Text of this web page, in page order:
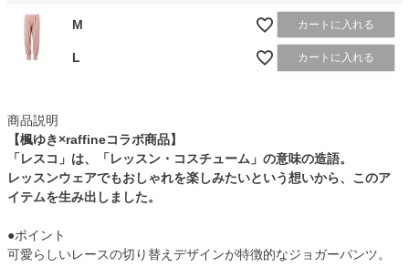
M カートに入れる
L カートに入れる
商品説明
【楓ゆき×raffineコラボ商品】
「レスコ」は、「レッスン・コスチューム」の意味の造語。
レッスンウェアでもおしゃれを楽しみたいという想いから、このア
イテムを生み出しました。
●ポイント
可愛らしいレースの切り替えデザインが特徴的なジョガーパンツ。